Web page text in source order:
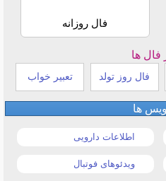
فال روزانه
فال ها
فال روز تولد تعبیر خواب
ها
اطلاعات دارویی
ویدئوهای فوتبال